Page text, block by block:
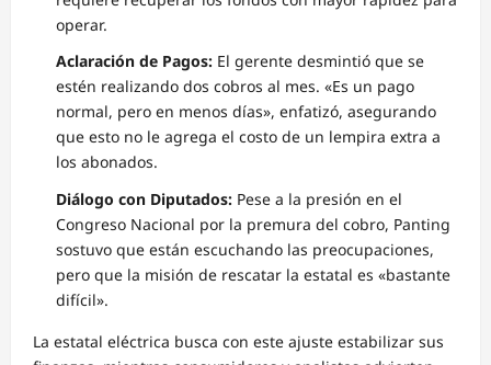
operar.
Aclaración de Pagos: El gerente desmintió que se
estén realizando dos cobros al mes. «Es un pago
normal, pero en menos días», enfatizó, asegurando
que esto no le agrega el costo de un lempira extra a
los abonados.
Diálogo con Diputados: Pese a la presión en el
Congreso Nacional por la premura del cobro, Panting
sostuvo que están escuchando las preocupaciones,
pero que la misión de rescatar la estatal es «bastante
difícil».
La estatal eléctrica busca con este ajuste estabilizar sus